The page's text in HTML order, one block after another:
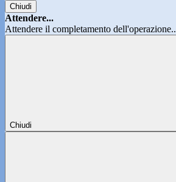
Chiudi
Attendere...
Attendere il completamento
Chiudi